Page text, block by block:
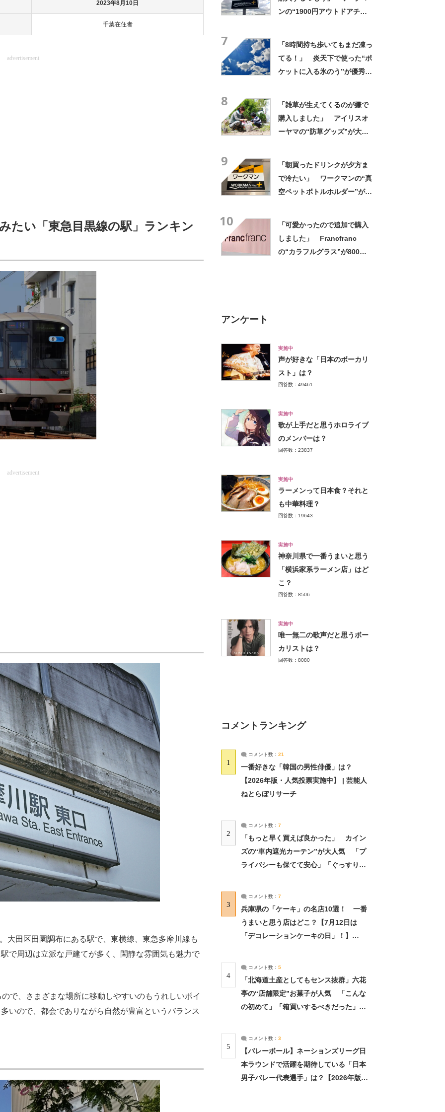
2023年8月10日
千葉在住者
advertisement
たい「東急目黒線の駅」ランキン
advertisement
田区田園調布にある駅で、東横線、東急多摩川線も
で周辺は立派な戸建てが多く、閑静な雰囲気も魅力で
、さまざまな場所に移動しやすいのもうれしいポイ
いので、都会でありながら自然が豊富というバランス
ンの“1900円アウトドアチェ
7
「8時間持ち歩いてもまだ凍っ
てる！」 炎天下で使った“ポ
ケットに入る氷のう”が優秀す
8
「雑草が生えてくるのが嫌で
購入しました」 アイリスオ
ーヤマの“防草グッズ”が大人
9
「朝買ったドリンクが夕方ま
で冷たい」 ワークマンの“真
空ペットボトルホルダー”が大
10
「可愛かったので追加で購入
しました」 Francfranc
の“カラフルグラス”が800円
アンケート
実施中
声が好きな「日本のボーカリ
スト」は？
回答数：49461
実施中
歌が上手だと思うホロライブ
のメンバーは？
回答数：23837
実施中
ラーメンって日本食？それと
も中華料理？
回答数：19643
実施中
神奈川県で一番うまいと思う
「横浜家系ラーメン店」はど
こ？
回答数：8506
実施中
唯一無二の歌声だと思うボー
カリストは？
回答数：8080
コメントランキング
1
コメント数： 21
一番好きな「韓国の男性俳優」は？
【2026年版・人気投票実施中】 | 芸能人
ねとらぼリサーチ
2
コメント数： 7
「もっと早く買えば良かった」 カイン
ズの“車内遮光カーテン”が大人気 「プ
ライバシーも保てて安心」「ぐっすり眠
3
コメント数： 7
兵庫県の「ケーキ」の名店10選！ 一番
うまいと思う店はどこ？【7月12日は
「デコレーションケーキの日」！】
4
コメント数： 5
「北海道土産としてもセンス抜群」六花
亭の“店舗限定”お菓子が人気 「こんな
の初めて」「箱買いするべきだった」
5
コメント数： 3
【バレーボール】ネーションズリーグ日
本ラウンドで活躍を期待している「日本
男子バレー代表選手」は？【2026年版・